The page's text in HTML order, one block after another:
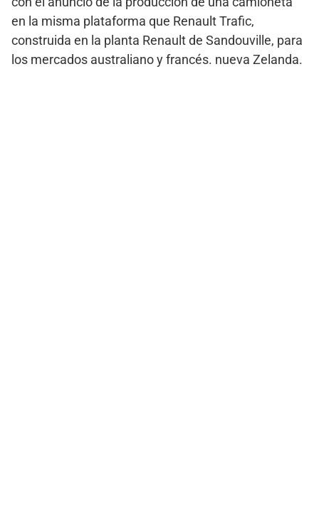
en la misma plataforma que Renault Trafic,
construida en la planta Renault de Sandouville, para
los mercados australiano y francés. nueva Zelanda.